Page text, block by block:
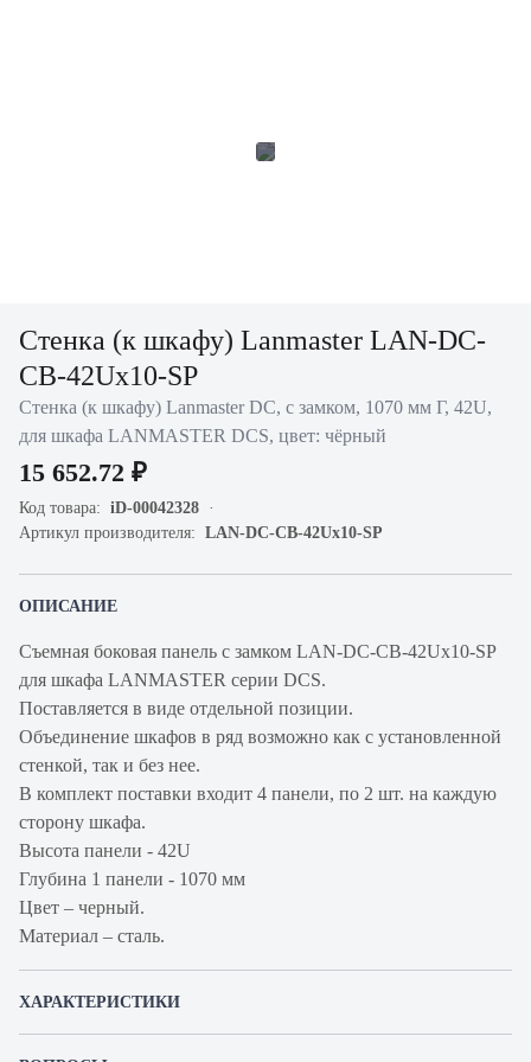
Стенка (к шкафу) Lanmaster LAN-DC-
CB-42Ux10-SP
Стенка (к шкафу) Lanmaster DC, с замком, 1070 мм Г, 42U,
для шкафа LANMASTER DCS, цвет: чёрный
15 652.72 ₽
Код товара: iD-00042328
Артикул производителя: LAN-DC-CB-42Ux10-SP
ОПИСАНИЕ
Съемная боковая панель с замком LAN-DC-CB-42Ux10-SP
для шкафа LANMASTER серии DCS.
Поставляется в виде отдельной позиции.
Объединение шкафов в ряд возможно как с установленной
стенкой, так и без нее.
В комплект поставки входит 4 панели, по 2 шт. на каждую
сторону шкафа.
Высота панели - 42U
Глубина 1 панели - 1070 мм
Цвет – черный.
Материал – сталь.
ХАРАКТЕРИСТИКИ